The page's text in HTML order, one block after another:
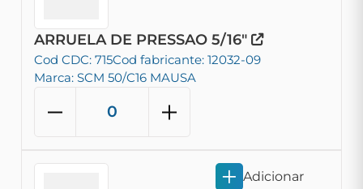
ARRUELA DE PRESSAO 5/16"
Cod CDC: 715Cod fabricante: 12032-09
Marca: SCM 50/C16 MAUSA
Adicionar